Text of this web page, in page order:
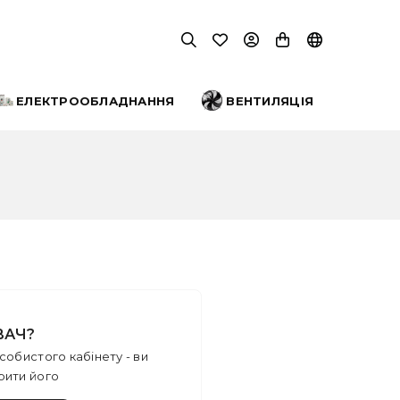
ЕЛЕКТРООБЛАДНАННЯ ВЕНТИЛЯЦІЯ
кабінету - ви
його